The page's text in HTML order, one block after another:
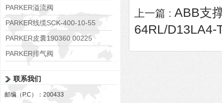
608074
PARKER溢流阀
RE06M35W2N1KWXG087
PARKER线缆SCK-400-10-55
PARKER皮囊190360 00225
PARKER排气阀
联系我们
邮编（P.C）：200433
上一篇 : ABB支
64RL/D13LA4-